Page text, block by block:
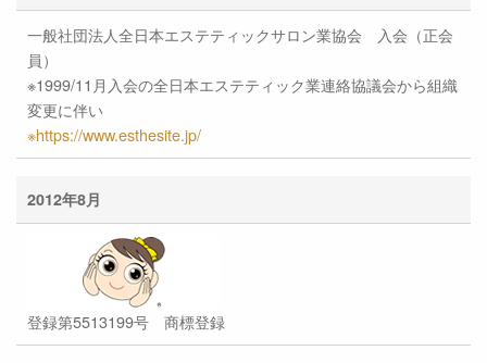
一般社団法人全日本エステティックサロン業協会 入会（正会
員）
※1999/11月入会の全日本エステティック業連絡協議会から組織
変更に伴い
※https://www.esthesite.jp/
2012年8月
登録第5513199号 商標登録